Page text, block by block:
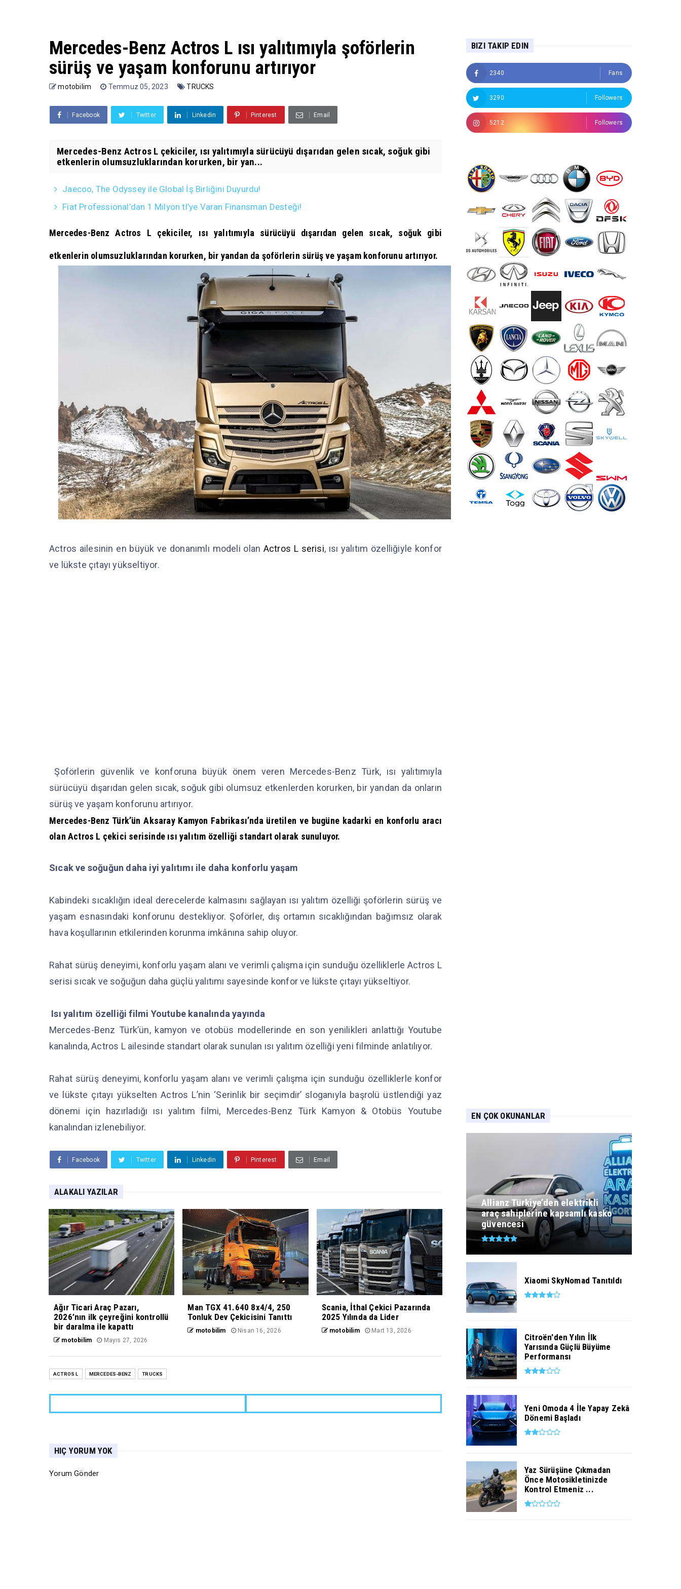
Mercedes-Benz Actros L ısı yalıtımıyla şoförlerin
sürüş ve yaşam konforunu artırıyor
motobilim Temmuz 05, 2023 TRUCKS
Facebook Twitter Linkedin Pinterest Email
Mercedes-Benz Actros L çekiciler, ısı yalıtımıyla sürücüyü dışarıdan gelen sıcak, soğuk gibi
etkenlerin olumsuzluklarından korurken, bir yan...
Jaecoo, The Odyssey ile Global İş Birliğini Duyurdu!
Fiat Professional’dan 1 Milyon tl’ye Varan Finansman Desteği!
Mercedes-Benz Actros L çekiciler, ısı yalıtımıyla sürücüyü dışarıdan gelen sıcak, soğuk gibi
etkenlerin olumsuzluklarından korurken, bir yandan da şoförlerin sürüş ve yaşam konforunu artırıyor.
Actros ailesinin en büyük ve donanımlı modeli olan Actros L serisi, ısı yalıtım özelliğiyle konfor
ve lükste çıtayı yükseltiyor.
Şoförlerin güvenlik ve konforuna büyük önem veren Mercedes-Benz Türk, ısı yalıtımıyla
sürücüyü dışarıdan gelen sıcak, soğuk gibi olumsuz etkenlerden korurken, bir yandan da onların
sürüş ve yaşam konforunu artırıyor.
Mercedes-Benz Türk’ün Aksaray Kamyon Fabrikası’nda üretilen ve bugüne kadarki en konforlu aracı
olan Actros L çekici serisinde ısı yalıtım özelliği standart olarak sunuluyor.
Sıcak ve soğuğun daha iyi yalıtımı ile daha konforlu yaşam
Kabindeki sıcaklığın ideal derecelerde kalmasını sağlayan ısı yalıtım özelliği şoförlerin sürüş ve
yaşam esnasındaki konforunu destekliyor. Şoförler, dış ortamın sıcaklığından bağımsız olarak
hava koşullarının etkilerinden korunma imkânına sahip oluyor.
Rahat sürüş deneyimi, konforlu yaşam alanı ve verimli çalışma için sunduğu özelliklerle Actros L
serisi sıcak ve soğuğun daha güçlü yalıtımı sayesinde konfor ve lükste çıtayı yükseltiyor.
Isı yalıtım özelliği filmi Youtube kanalında yayında
Mercedes-Benz Türk’ün, kamyon ve otobüs modellerinde en son yenilikleri anlattığı Youtube
kanalında, Actros L ailesinde standart olarak sunulan ısı yalıtım özelliği yeni filminde anlatılıyor.
Rahat sürüş deneyimi, konforlu yaşam alanı ve verimli çalışma için sunduğu özelliklerle konfor
ve lükste çıtayı yükselten Actros L’nin ‘Serinlik bir seçimdir’ sloganıyla başrolü üstlendiği yaz
dönemi için hazırladığı ısı yalıtım filmi, Mercedes-Benz Türk Kamyon & Otobüs Youtube
kanalından izlenebiliyor.
Facebook Twitter Linkedin Pinterest Email
ALAKALI YAZILAR
Ağır Ticari Araç Pazarı,
2026’nın ilk çeyreğini kontrollü
bir daralma ile kapattı
motobilim Mayıs 27, 2026
Man TGX 41.640 8x4/4, 250
Tonluk Dev Çekicisini Tanıttı
motobilim Nisan 16, 2026
Scania, İthal Çekici Pazarında
2025 Yılında da Lider
motobilim Mart 13, 2026
ACTROS L MERCEDES-BENZ TRUCKS
HIÇ YORUM YOK
Yorum Gönder
BIZI TAKIP EDIN
2340 Fans
3290 Followers
5212 Followers
EN ÇOK OKUNANLAR
Allianz Türkiye’den elektrikli
araç sahiplerine kapsamlı kasko
güvencesi
Xiaomi SkyNomad Tanıtıldı
Citroën'den Yılın İlk
Yarısında Güçlü Büyüme
Performansı
Yeni Omoda 4 İle Yapay Zekâ
Dönemi Başladı
Yaz Sürüşüne Çıkmadan
Önce Motosikletinizde
Kontrol Etmeniz ...